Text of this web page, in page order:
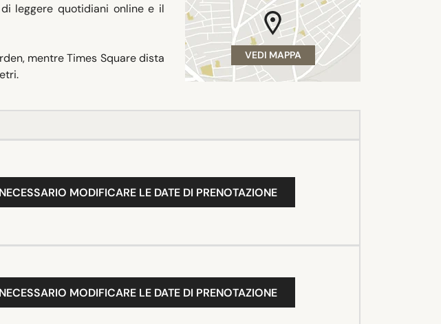
VEDI MAPPA
leggere quotidiani online e il
mentre Times Square dista
MODIFICARE LE DATE DI PRENOTAZIONE
MODIFICARE LE DATE DI PRENOTAZIONE